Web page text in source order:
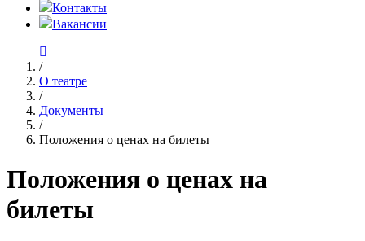
Контакты
Вакансии
/
О театре
/
Документы
/
Положения о ценах на билеты
Положения о ценах на
билеты